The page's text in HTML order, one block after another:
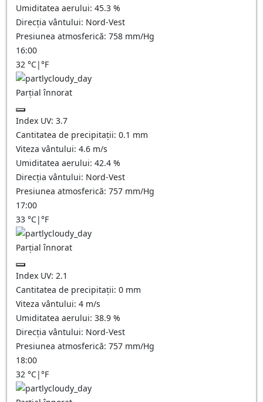
Umiditatea aerului: 45.3 %
Direcția vântului: Nord-Vest
Presiunea atmosferică: 758 mm/Hg
16:00
32 °C|°F
Parțial înnorat
Index UV: 3.7
Cantitatea de precipitații: 0.1 mm
Viteza vântului: 4.6 m/s
Umiditatea aerului: 42.4 %
Direcția vântului: Nord-Vest
Presiunea atmosferică: 757 mm/Hg
17:00
33 °C|°F
Parțial înnorat
Index UV: 2.1
Cantitatea de precipitații: 0 mm
Viteza vântului: 4 m/s
Umiditatea aerului: 38.9 %
Direcția vântului: Nord-Vest
Presiunea atmosferică: 757 mm/Hg
18:00
32 °C|°F